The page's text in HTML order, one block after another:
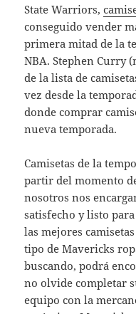
State Warriors,
conseguido vender
primera mitad de la
NBA. Stephen Curry
de la lista de
vez desde la
donde comprar
nueva temporada.
Camisetas de la
partir del momento
nosotros nos
satisfecho y listo
las mejores
tipo de Mavericks
buscando, podrá
no olvide completar
equipo con la